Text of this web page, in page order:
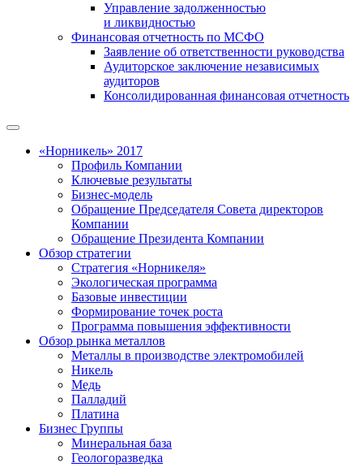
Управление задолженностью
и ликвидностью
Финансовая отчетность по МСФО
Заявление об ответственности руководства
Аудиторское заключение независимых
аудиторов
Консолидированная финансовая отчетность
«Норникель» 2017
Профиль Компании
Ключевые результаты
Бизнес-модель
Обращение Председателя Совета директоров
Компании
Обращение Президента Компании
Обзор стратегии
Стратегия «Норникеля»
Экологическая программа
Базовые инвестиции
Формирование точек роста
Программа повышения эффективности
Обзор рынка металлов
Металлы в производстве электромобилей
Никель
Медь
Палладий
Платина
Бизнес Группы
Минеральная база
Геологоразведка